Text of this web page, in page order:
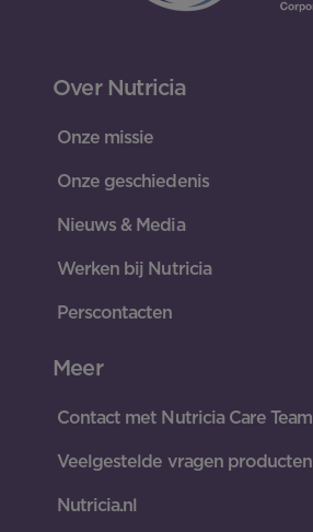
Over Nutricia
Onze missie
Onze geschiedenis
Nieuws & Media
Werken bij Nutricia
Perscontacten
Meer
Contact met Nutricia Care Team
Veelgestelde vragen producten
Nutricia.nl